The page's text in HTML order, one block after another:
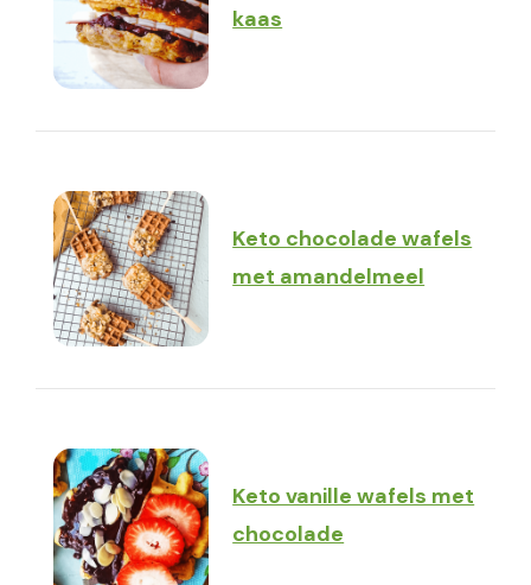
kaas
Keto chocolade wafels
met amandelmeel
Keto vanille wafels met
chocolade